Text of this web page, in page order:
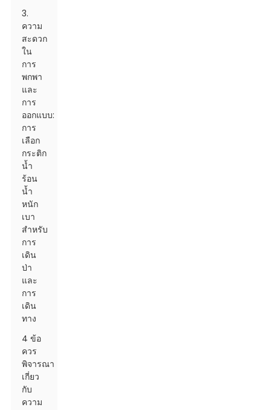
3.
ความ
สะดวก
ใน
การ
พกพา
และ
การ
ออกแบบ:
การ
เลือก
กระติก
น้ำ
ร้อน
น้ำ
หนัก
เบา
สำหรับ
การ
เดิน
ป่า
และ
การ
เดิน
ทาง
4 ข้อ
ควร
พิจารณา
เกี่ยว
กับ
ความ